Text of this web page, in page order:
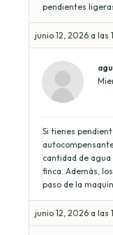
pendientes
junio 12, 2026 a las
Si tienes
cantidad de
finca. Además,
paso de la
junio 12, 2026 a las